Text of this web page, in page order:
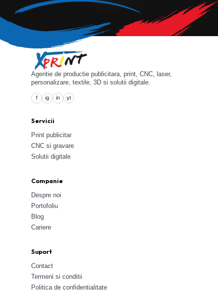
Agentie de productie publicitara, print, CNC, laser,
personalizare, textile, 3D si solutii digitale.
f ig in yt
Servicii
Print publicitar
CNC si gravare
Solutii digitale
Companie
Despre noi
Portofoliu
Blog
Cariere
Suport
Contact
Termeni si conditii
Politica de confidentialitate